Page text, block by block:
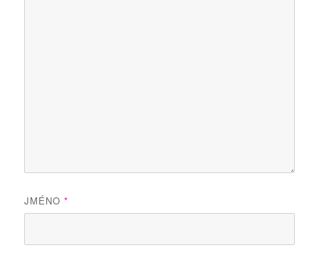
JMÉNO*